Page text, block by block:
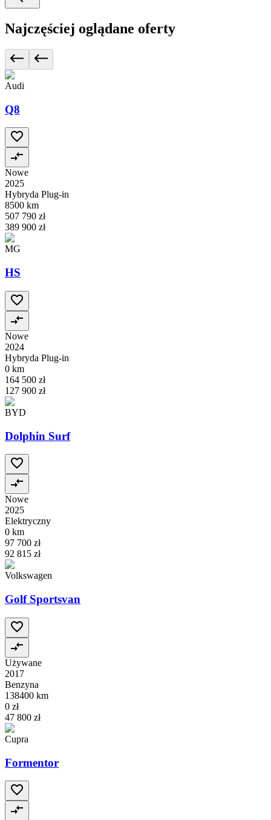
Najczęściej oglądane oferty
Audi
Q8
Nowe
2025
Hybryda Plug-in
8500 km
507 790 zł
389 900 zł
MG
HS
Nowe
2024
Hybryda Plug-in
0 km
164 500 zł
127 900 zł
BYD
Dolphin Surf
Nowe
2025
Elektryczny
0 km
97 700 zł
92 815 zł
Volkswagen
Golf Sportsvan
Używane
2017
Benzyna
138400 km
0 zł
47 800 zł
Cupra
Formentor